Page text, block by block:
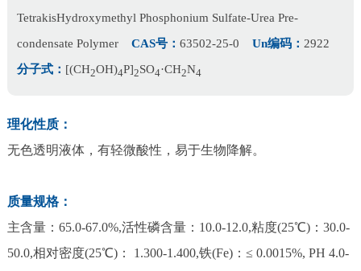
TetrakisHydroxymethyl Phosphonium Sulfate-Urea Pre-
condensate Polymer CAS号： 63502-25-0 Un编码： 2922
分⼦式： [(CH2OH)4P]2SO4·CH2N4
理化性质：
⽆⾊透明液体，有轻微酸性，易于⽣物降解。
质量规格：
主含量：65.0-67.0%,活性磷含量：10.0-12.0,粘度(25℃)：30.0-
50.0,相对密度(25℃)： 1.300-1.400,铁(Fe)：≤ 0.0015%, PH 4.0-